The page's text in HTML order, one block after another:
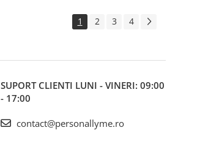
1 2 3 4
SUPORT CLIENTI LUNI - VINERI: 09:00
- 17:00
contact@personallyme.ro